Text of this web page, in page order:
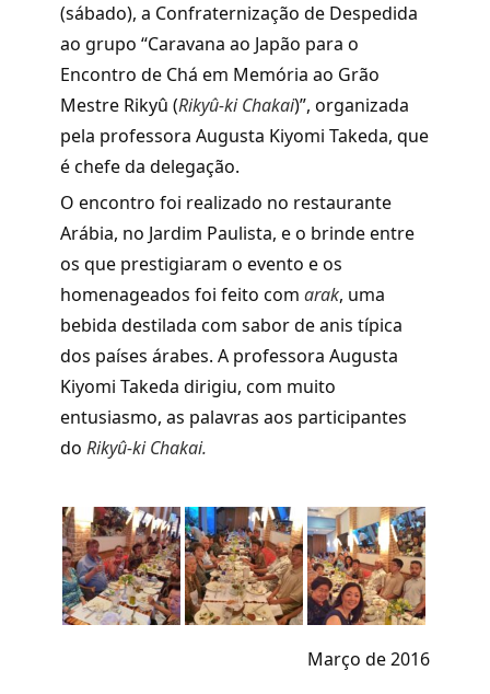
(sábado), a Confraternização de Despedida
ao grupo “Caravana ao Japão para o
Encontro de Chá em Memória ao Grão
Mestre Rikyû (Rikyû-ki Chakai)”, organizada
pela professora Augusta Kiyomi Takeda, que
é chefe da delegação.
O encontro foi realizado no restaurante
Arábia, no Jardim Paulista, e o brinde entre
os que prestigiaram o evento e os
homenageados foi feito com arak, uma
bebida destilada com sabor de anis típica
dos países árabes. A professora Augusta
Kiyomi Takeda dirigiu, com muito
entusiasmo, as palavras aos participantes
do Rikyû-ki Chakai.
Março de 2016